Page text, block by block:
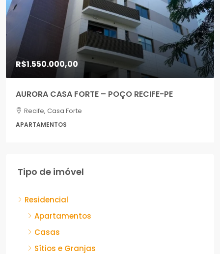
R$1.550.000,00
AURORA CASA FORTE – POÇO RECIFE-PE
Recife, Casa Forte
APARTAMENTOS
Tipo de imóvel
Residencial
Apartamentos
Casas
Sítios e Granjas